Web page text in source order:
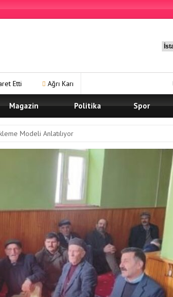
Karma Yaşam Projesi’nde Ön Talep Süreci Devam
Magazin Politika Spor
Modeli Anlatılıyor